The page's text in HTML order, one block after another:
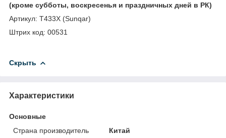
(кроме субботы, воскресенья и праздничных дней в РК)
Артикул: Т433Х (Sunqar)
Штрих код: 00531
Скрыть
Характеристики
Основные
Страна производитель
Китай